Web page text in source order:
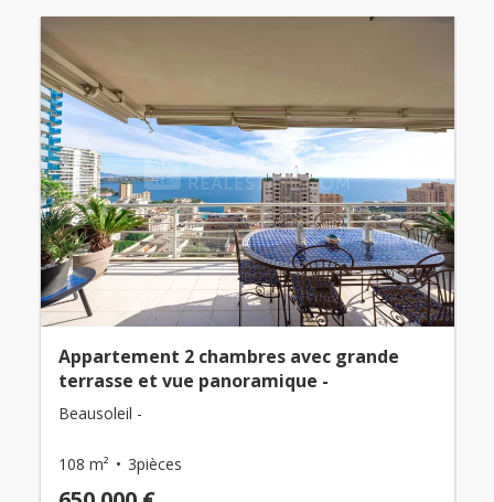
Appartement 2 chambres avec grande
terrasse et vue panoramique -
Beausoleil -
108 m² 3pièces